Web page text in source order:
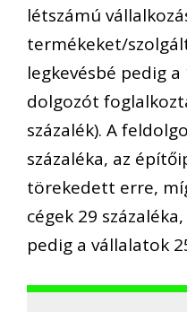
létszámú
termékeket/
legkevésbé pedig
dolgozót
százalék). A
százaléka, az
törekedett erre,
cégek 29
pedig a vállalatok